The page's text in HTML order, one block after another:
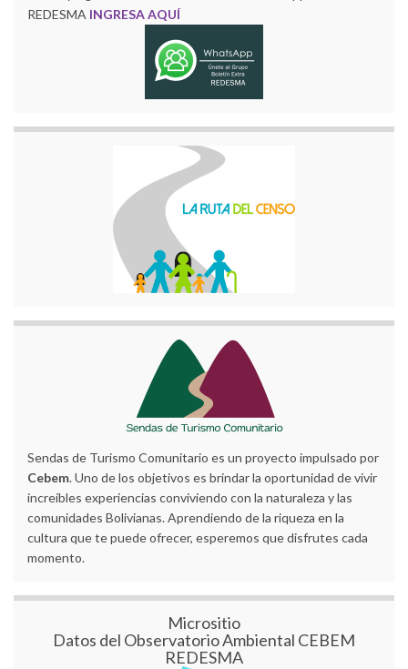
REDESMA INGRESA AQUÍ
Sendas de Turismo Comunitario es un proyecto impulsado por
Cebem. Uno de los objetivos es brindar la oportunidad de vivir
increíbles experiencias conviviendo con la naturaleza y las
comunidades Bolivianas. Aprendiendo de la riqueza en la
cultura que te puede ofrecer, esperemos que disfrutes cada
momento.
Micrositio
Datos del Observatorio Ambiental CEBEM
REDESMA